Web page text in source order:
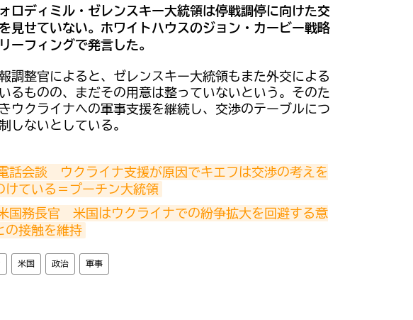
ロディミル・ゼレンスキー大統領は停戦調停に向けた交
見せていない。ホワイトハウスのジョン・カービー戦略
ーフィングで発言した。
調整官によると、ゼレンスキー大統領もまた外交による
るものの、まだその用意は整っていないという。そのた
ウクライナへの軍事支援を継続し、交渉のテーブルにつ
しないとしている。
話会談　ウクライナ支援が原因でキエフは交渉の考えを
けている＝プーチン大統領
国務長官　米国はウクライナでの紛争拡大を回避する意
の接触を維持
米国 政治 軍事